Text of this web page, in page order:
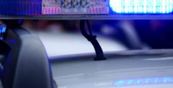
PIKËPAMJE
RECETA E DITES
RELAKS
RETRO JAVORE